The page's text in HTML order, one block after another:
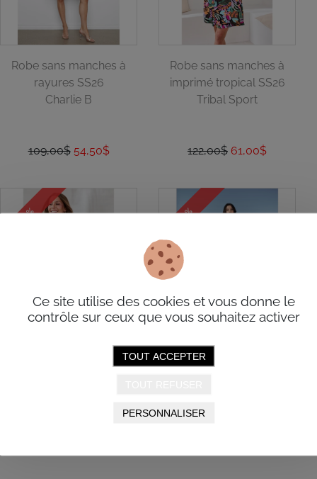
Robe sans manches à
rayures SS26
Charlie B
109,00$ 54,50$
Robe sans manches à
imprimé tropical SS26
Tribal Sport
122,00$ 61,00$
- 50%
Robe sans manches à col
en V Rose foncé SMALL
- 50%
Robe sans manches à
capuchon SS26
Ce site utilise des cookies et vous donne le
contrôle sur ceux que vous souhaitez activer
TOUT ACCEPTER
PERSONNALISER